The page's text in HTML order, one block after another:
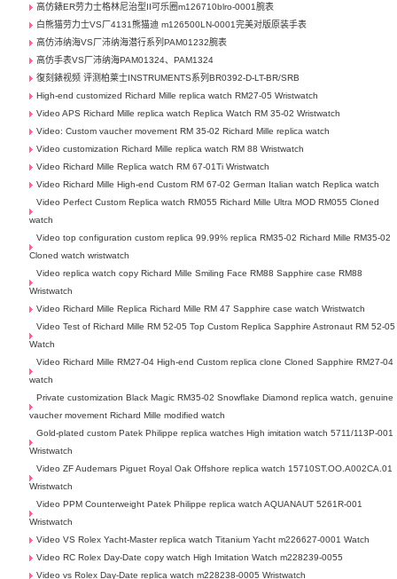
高仿錶ER劳力士格林尼治型II可乐圈m126710blro-0001腕表
白熊猫劳力士VS厂4131熊猫迪 m126500LN-0001完美对版原装手表
高仿沛纳海VS厂沛纳海潜行系列PAM01232腕表
高仿手表VS厂沛纳海PAM01324、PAM1324
復刻錶视频 评测柏莱士INSTRUMENTS系列BR0392-D-LT-BR/SRB
High-end customized Richard Mille replica watch RM27-05 Wristwatch
Video APS Richard Mille replica watch Replica Watch RM 35-02 Wristwatch
Video: Custom vaucher movement RM 35-02 Richard Mille replica watch
Video customization Richard Mille replica watch RM 88 Wristwatch
Video Richard Mille Replica watch RM 67-01Ti Wristwatch
Video Richard Mille High-end Custom RM 67-02 German Italian watch Replica watch
Video Perfect Custom Replica watch RM055 Richard Mille Ultra MOD RM055 Cloned
watch
Video top configuration custom replica 99.99% replica RM35-02 Richard Mille RM35-02
Cloned watch wristwatch
Video replica watch copy Richard Mille Smiling Face RM88 Sapphire case RM88
Wristwatch
Video Richard Mille Replica Richard Mille RM 47 Sapphire case watch Wristwatch
Video Test of Richard Mille RM 52-05 Top Custom Replica Sapphire Astronaut RM 52-05
Watch
Video Richard Mille RM27-04 High-end Custom replica clone Cloned Sapphire RM27-04
watch
Private customization Black Magic RM35-02 Snowflake Diamond replica watch, genuine
vaucher movement Richard Mille modified watch
Gold-plated custom Patek Philippe replica watches High imitation watch 5711/113P-001
Wristwatch
Video ZF Audemars Piguet Royal Oak Offshore replica watch 15710ST.OO.A002CA.01
Wristwatch
Video PPM Counterweight Patek Philippe replica watch AQUANAUT 5261R-001
Wristwatch
Video VS Rolex Yacht-Master replica watch Titanium Yacht m226627-0001 Watch
Video RC Rolex Day-Date copy watch High Imitation Watch m228239-0055
Video vs Rolex Day-Date replica watch m228238-0005 Wristwatch